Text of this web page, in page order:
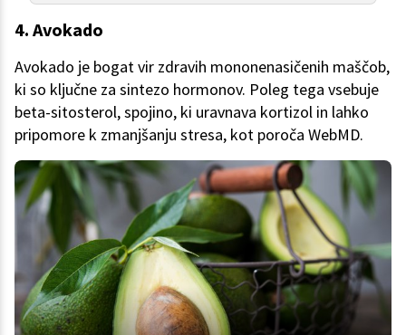
4. Avokado
Avokado je bogat vir zdravih mononenasičenih maščob,
ki so ključne za sintezo hormonov. Poleg tega vsebuje
beta-sitosterol, spojino, ki uravnava kortizol in lahko
pripomore k zmanjšanju stresa, kot poroča WebMD.